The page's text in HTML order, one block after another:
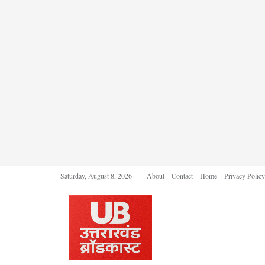
Saturday, August 8, 2026 About Contact Home Privacy Policy